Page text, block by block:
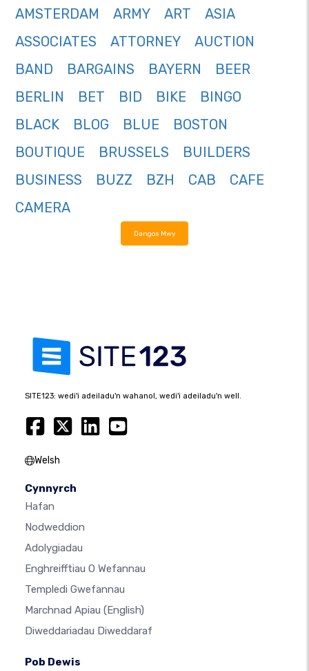
AMSTERDAM
ARMY ART
ASIA
ASSOCIATES
ATTORNEY
AUCTION
BAND
BARGAINS BAYERN
BEER
BERLIN
BET BID BIKE
BINGO
BLACK
BLOG BLUE
BOSTON
BOUTIQUE
BRUSSELS
BUILDERS
BUSINESS
BUZZ BZH CAB
CAFE
CAMERA
Dangos Mwy
SITE123: wedi'i adeiladu'n wahanol, wedi'i adeiladu'n well.
Welsh
Cynnyrch
Hafan
Nodweddion
Adolygiadau
Enghreifftiau O Wefannau
Templedi Gwefannau
Marchnad Apiau (English)
Diweddariadau Diweddaraf
Pob Dewis